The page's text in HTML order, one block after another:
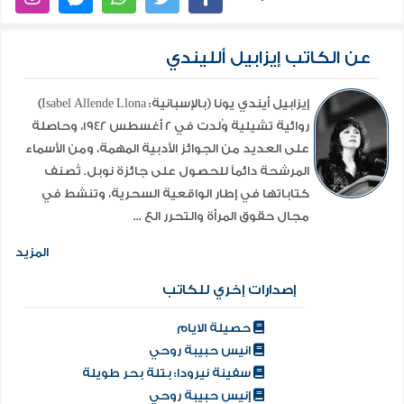
عن الكاتب إيزابيل ألليندي
إيزابيل أيندي يونا (بالإسبانية: Isabel Allende Llona)
روائية تشيلية وُلدت في 2 أغسطس 1942، وحاصلة
على العديد من الجوائز الأدبية المهمة، ومن الأسماء
المرشحة دائماً للحصول على جائزة نوبل. تُصنف
كتاباتها في إطار الواقعية السحرية، وتنشط في
مجال حقوق المرأة والتحرر الع ...
المزيد
إصدارات إخري للكاتب
حصيلة الايام
انيس حبيبة روحي
سفينة نيرودا: بتلة بحر طويلة
إنيس حبيبة روحي